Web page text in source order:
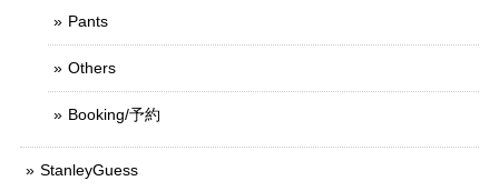
Pants
Others
Booking/予約
StanleyGuess